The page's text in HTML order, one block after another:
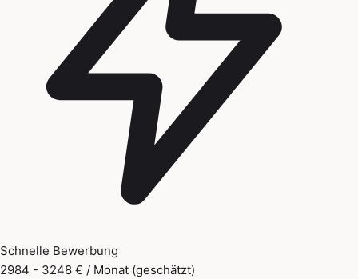
Schnelle Bewerbung
2984 - 3248 € / Monat (geschätzt)